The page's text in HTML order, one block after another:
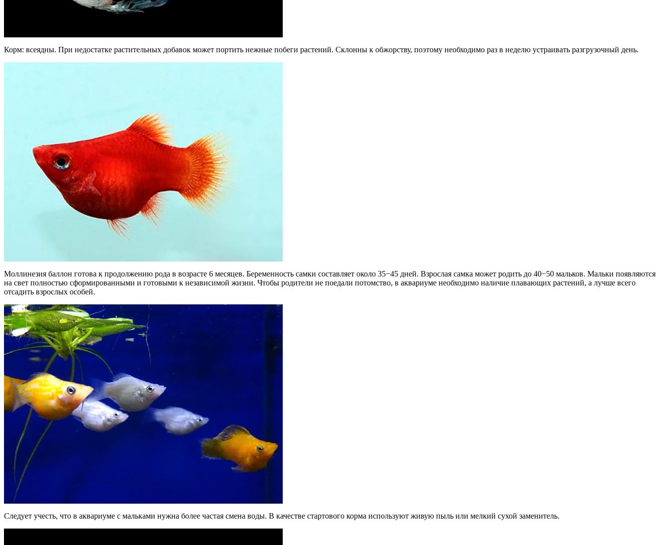
Корм: всеядны. При недостатке растительных добавок может портить нежные побеги растений. Склонны к обжорству, поэтому необходимо раз в неделю устраивать разгрузочный день.
Моллинезия баллон готова к продолжению рода в возрасте 6 месяцев. Беременность самки составляет около 35−45 дней. Взрослая самка может родить до 40−50 мальков. Мальки появляются
на свет полностью сформированными и готовыми к независимой жизни. Чтобы родители не поедали потомство, в аквариуме необходимо наличие плавающих растений, а лучше всего
отсадить взрослых особей.
Следует учесть, что в аквариуме с мальками нужна более частая смена воды. В качестве стартового корма используют живую пыль или мелкий сухой заменитель.